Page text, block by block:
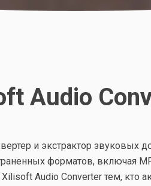
Audio
и экстрактор звуковых
форматов, включая
Audio Converter тем, кто